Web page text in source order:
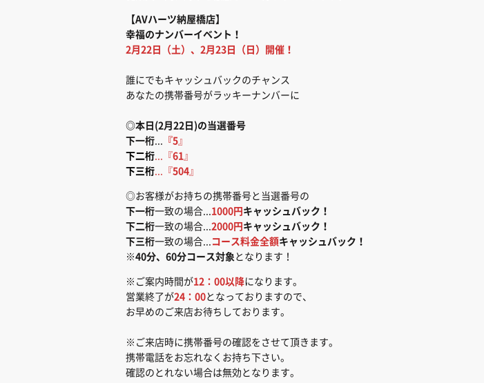
【AVハーツ納屋橋店】
幸福のナンバーイベント！
2月22日（土）、2月23日（日）開催！
誰にでもキャッシュバックのチャンス
あなたの携帯番号がラッキーナンバーに
◎本日(2月22日)の当選番号
下一桁
『5 』
下二桁 ...『61 』
下三桁 ...『504 』
◎お客様がお持ちの携帯番号と当選番号の
下一桁一致の場合... 1000円 キャッシュバック！
下二桁一致の場合... 2000円 キャッシュバック！
下三桁一致の場合... コース料金全額キャッシュバック！
※40分、60分コース対象 となります！
※ご案内時間が12：00以降になります。
営業終了が24：00となっておりますので、
お早めのご来店お待ちしております。
※ご来店時に携帯番号の確認をさせて頂きます。
携帯電話をお忘れなくお持ち下さい。
確認のとれない場合は無効となります。